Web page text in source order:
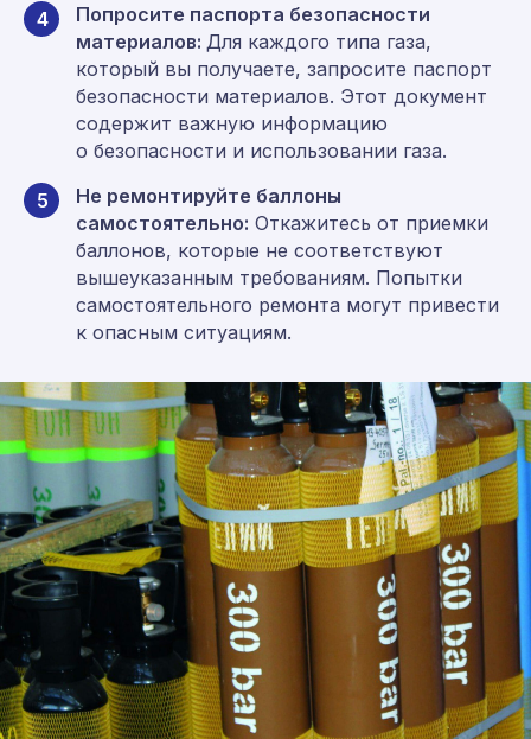
4
Попросите паспорта безопасности
материалов: Для каждого типа газа,
который вы получаете, запросите паспорт
безопасности материалов. Этот документ
содержит важную информацию
о безопасности и использовании газа.
5
Не ремонтируйте баллоны
самостоятельно: Откажитесь от приемки
баллонов, которые не соответствуют
вышеуказанным требованиям. Попытки
самостоятельного ремонта могут привести
к опасным ситуациям.